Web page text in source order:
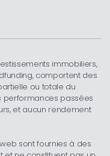
immobiliers,
comportent des
ou totale du
performances passées
et aucun rendement
sont fournies à des